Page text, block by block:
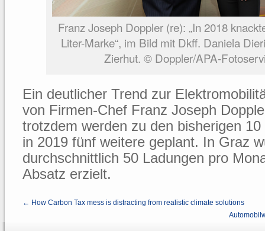
Franz Joseph Doppler (re): „In 2018
Liter-Marke“, im Bild mit Dkff. Daniela
Zierhut. © Doppler/APA-
Ein deutlicher Trend zur
von Firmen-Chef Franz Joseph
trotzdem werden zu den bisherigen
in 2019 fünf weitere geplant. In Graz
durchschnittlich 50 Ladungen pro
Absatz erzielt.
← How Carbon Tax mess is distracting from realistic climate solutions